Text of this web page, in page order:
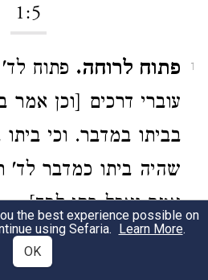
1:5
1 פתוח לרוחה. פתוח
עוברי דרכים [וכן אמר
בביתו במדבר. וכי
שהיה ביתו כמדבר לד'
אמר ואכל פתי לבד]:
ויהיו עניים בני ביתך.
the best experience possible on
using Sefaria. Learn More.
OK